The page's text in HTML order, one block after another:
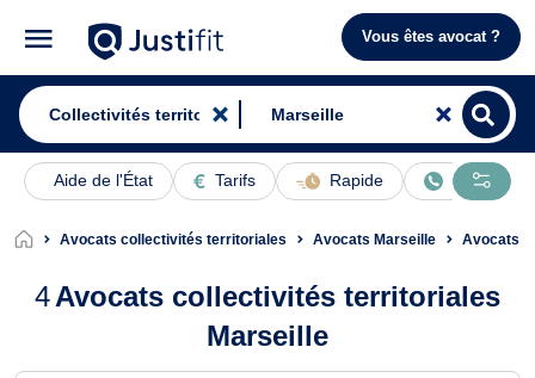
Vous êtes avocat ?
Aide de l'État Tarifs Rapide En ligne
Avocats collectivités territoriales Avocats Marseille Avocats
4Avocats collectivités territoriales
Marseille